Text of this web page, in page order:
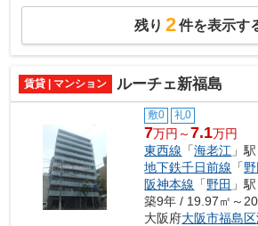
残り 2件を表示す
賃貸 | マンション ルーチェ新福島
敷0 礼0
7万円～7.1万円
東西線 「海老江 」
地下鉄千日前線 「
阪神本線 「野田 」
築9年 / 19.97㎡～
大阪府大阪市福島区